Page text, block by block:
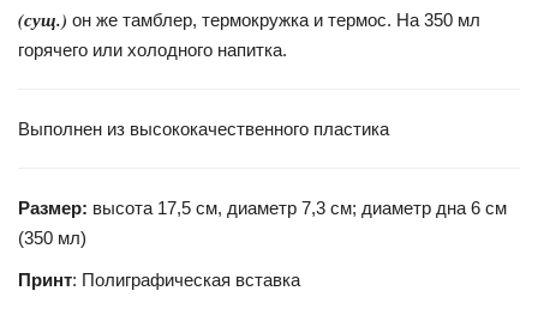
(сущ.) он же тамблер, термокружка и термос. На 350 мл
горячего или холодного напитка.
Выполнен из высококачественного пластика
Размер: высота 17,5 см, диаметр 7,3 см; диаметр дна 6 см
(350 мл)
Принт: Полиграфическая вставка